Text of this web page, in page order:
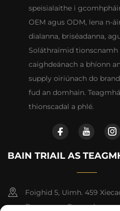
speisialaithe i
OEM agus ODM, lena n-
dialanna, briséadanna,
Soláthraímid tionscnamh
caighdeánach a bhíonn
supply oiriúnach do
fud an domhain.
thionscadal a phlé.
BAIN TRIAIL AS
Foighid 5, Uimh. 459
Dongguan, Guangdong